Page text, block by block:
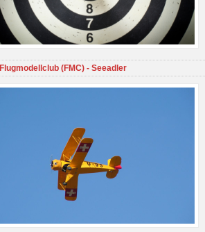
Flugmodellclub (FMC) - Seeadler